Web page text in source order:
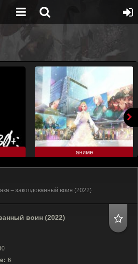
аниме
Вака – заколдованный воин (2022)
воин (2022)
6